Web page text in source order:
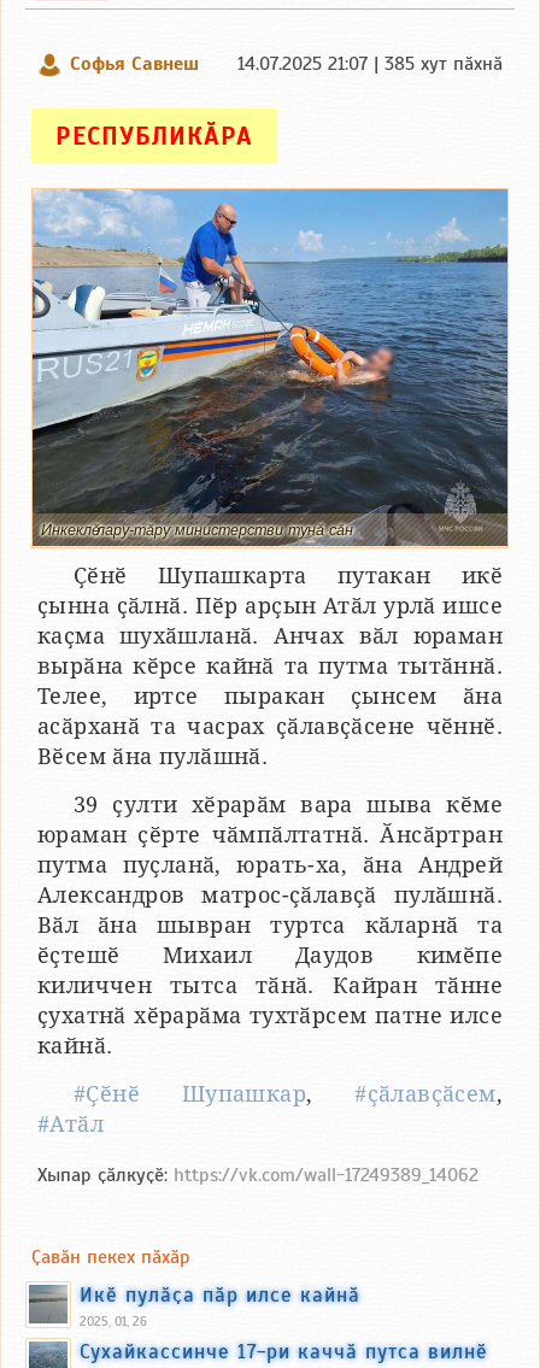
Софья Савнеш 14.07.2025 21:07 | 385 хут пӑхнӑ
РЕСПУБЛИКӐРА
Инкеклӗ лару-тӑру министерстви тунӑ сӑн
Ҫӗнӗ Шупашкарта путакан икӗ
ҫынна ҫӑлнӑ. Пӗр арҫын Атӑл урлӑ ишсе
каҫма шухӑшланӑ. Анчах вӑл юраман
вырӑна кӗрсе кайнӑ та путма тытӑннӑ.
Телее, иртсе пыракан ҫынсем ӑна
асӑрханӑ та часрах ҫӑлавҫӑсене чӗннӗ.
Вӗсем ӑна пулӑшнӑ.
39 ҫулти хӗрарӑм вара шыва кӗме
юраман ҫӗрте чӑмпӑлтатнӑ. Ӑнсӑртран
путма пуҫланӑ, юрать-ха, ӑна Андрей
Александров матрос-ҫӑлавҫӑ пулӑшнӑ.
Вӑл ӑна шывран туртса кӑларнӑ та
ӗҫтешӗ Михаил Даудов кимӗпе
киличчен тытса тӑнӑ. Кайран тӑнне
ҫухатнӑ хӗрарӑма тухтӑрсем патне илсе
кайнӑ.
#Ҫӗнӗ Шупашкар,#ҫӑлавҫӑсем,
#Атӑл
Хыпар ҫӑлкуҫӗ: https://vk.com/wall-17249389_14062
Ҫавӑн пекех пӑхӑр
Икӗ пулӑҫа пӑр илсе кайнӑ
2025, 01, 26
Сухайкассинче 17-ри каччӑ путса вилнӗ